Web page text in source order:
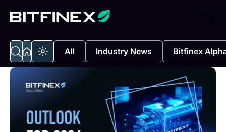
All Industry News Bitfinex